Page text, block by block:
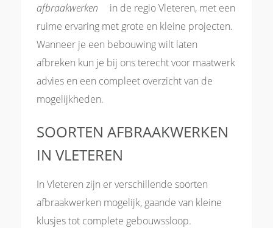
afbraakwerken
in de regio Vleteren, met een
ruime ervaring met grote en kleine projecten.
Wanneer je een bebouwing wilt laten
afbreken kun je bij ons terecht voor maatwerk
advies en een compleet overzicht van de
mogelijkheden.
SOORTEN AFBRAAKWERKEN
IN VLETEREN
In Vleteren zijn er verschillende soorten
afbraakwerken mogelijk, gaande van kleine
klusjes tot complete gebouwssloop.